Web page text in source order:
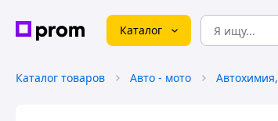
Каталог
Каталог товаров Авто - мото